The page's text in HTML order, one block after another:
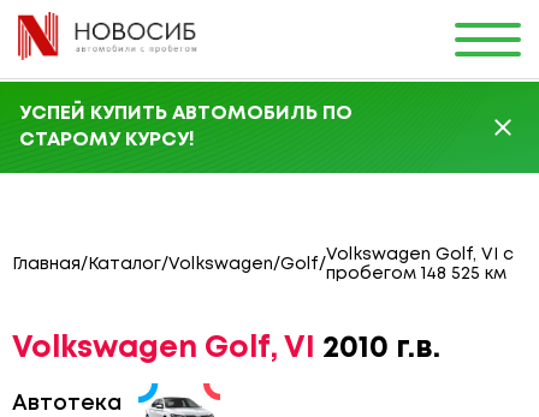
УСПЕЙ КУПИТЬ АВТОМОБИЛЬ ПО
СТАРОМУ КУРСУ!
Главная/ Каталог/Volkswagen/Golf/
Volkswagen Golf, VI с
пробегом 148 525 км
Volkswagen Golf, VI 2010 г.в.
Автотека